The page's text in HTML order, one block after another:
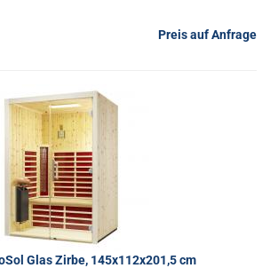
Preis auf Anfrage
Glas Zirbe, 145x112x201,5 cm